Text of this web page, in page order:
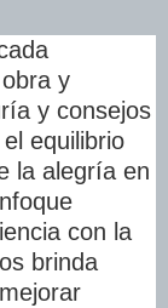
y
y consejos
equilibrio
la alegría en
con la
brinda